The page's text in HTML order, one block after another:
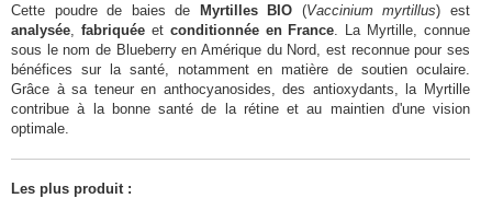
Cette poudre de baies de Myrtilles BIO (Vaccinium myrtillus) est
analysée
fabriquéeet conditionnée en France . La Myrtille, connue
sous le nom de Blueberry en Amérique du Nord, est reconnue pour ses
bénéfices sur la santé, notamment en matière de soutien oculaire.
Grâce à sa teneur en anthocyanosides, des antioxydants, la Myrtille
contribue à la bonne santé de la rétine et au maintien d'une vision
optimale.
Les plus produit :